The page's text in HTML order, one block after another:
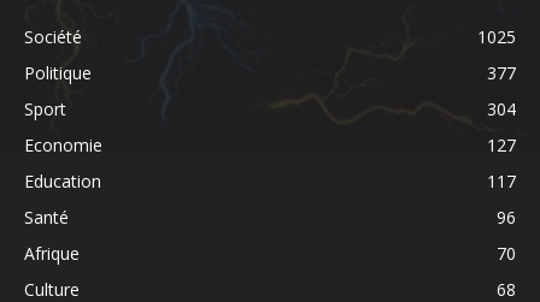
Société
1025
Politique
377
Sport
304
Economie
127
Education
117
Santé
96
Afrique
70
Culture
68